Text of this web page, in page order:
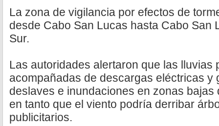
La zona de vigilancia por efectos de
desde Cabo San Lucas hasta Cabo San
Sur.
Las autoridades alertaron que las lluvias
acompañadas de descargas eléctricas y
deslaves e inundaciones en zonas
en tanto que el viento podría derribar
publicitarios.